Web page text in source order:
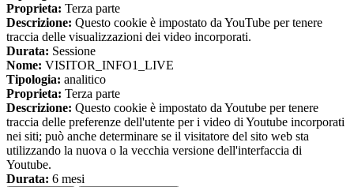
Proprieta: Terza parte
Descrizione: Questo cookie è impostato da YouTube per tenere
traccia delle visualizzazioni dei video incorporati.
Durata: Sessione
Nome: VISITOR_INFO1_LIVE
Tipologia: analitico
Proprieta: Terza parte
Descrizione: Questo cookie è impostato da Youtube per tenere
traccia delle preferenze dell'utente per i video di Youtube incorporati
nei siti; può anche determinare se il visitatore del sito web sta
utilizzando la nuova o la vecchia versione dell'interfaccia di
Youtube.
Durata: 6 mesi